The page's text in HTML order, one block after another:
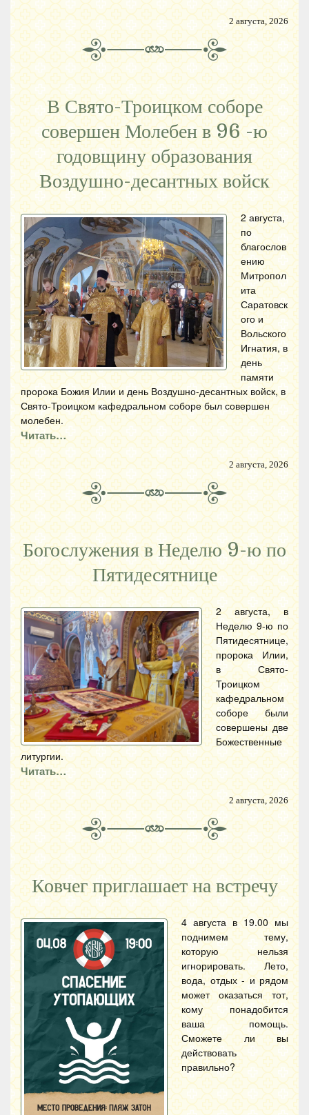
2 августа, 2026
В Свято-Троицком соборе
совершен Молебен в 96 -ю
годовщину образования
Воздушно-десантных войск
2 августа,
по
благослов
ению
Митропол
ита
Саратовск
ого и
Вольского
Игнатия, в
день
памяти
пророка Божия Илии и день Воздушно-десантных войск, в
Свято-Троицком кафедральном соборе был совершен
молебен.
Читать…
2 августа, 2026
Богослужения в Неделю 9-ю по
Пятидесятнице
2 августа, в
Неделю 9-ю по
Пятидесятнице,
пророка Илии,
в Свято-
Троицком
кафедральном
соборе были
совершены две
Божественные
литургии.
Читать…
2 августа, 2026
Ковчег приглашает на встречу
4 августа в 19.00 мы
поднимем тему,
которую нельзя
игнорировать. Лето,
вода, отдых - и рядом
может оказаться тот,
кому понадобится
ваша помощь.
Сможете ли вы
действовать
правильно?